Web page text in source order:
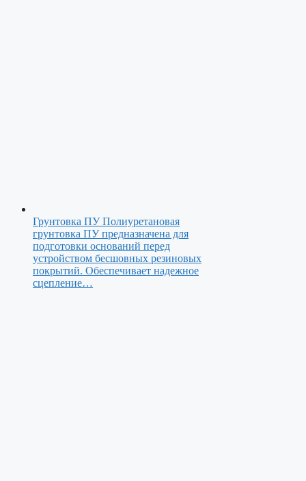
Грунтовка ПУ Полиуретановая
грунтовка ПУ предназначена для
подготовки оснований перед
устройством бесшовных резиновых
покрытий. Обеспечивает надежное
сцепление…